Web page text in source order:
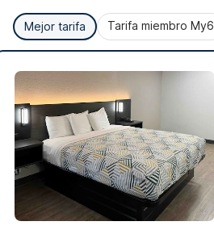
Mejor tarifa Tarifa miembro My6